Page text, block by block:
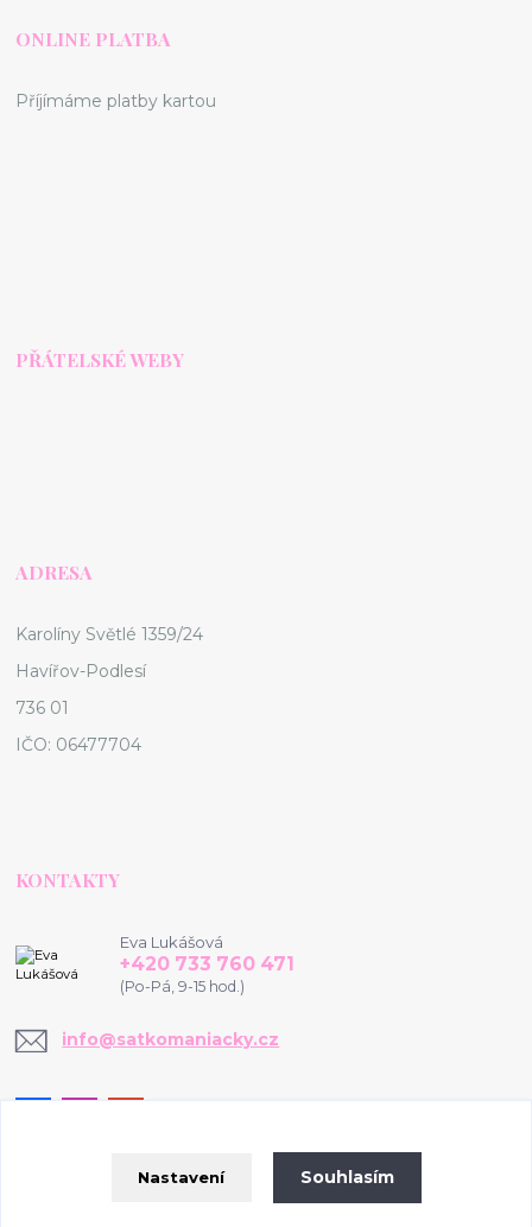
ONLINE PLATBA
Příjímáme platby kartou
PŘÁTELSKÉ WEBY
ADRESA
Karolíny Světlé 1359/24
Havířov-Podlesí
736 01
IČO: 06477704
KONTAKTY
Eva Lukášová
+420 733 760 471
(Po-Pá, 9-15 hod.)
info@satkomaniacky.cz
Nastavení Souhlasím